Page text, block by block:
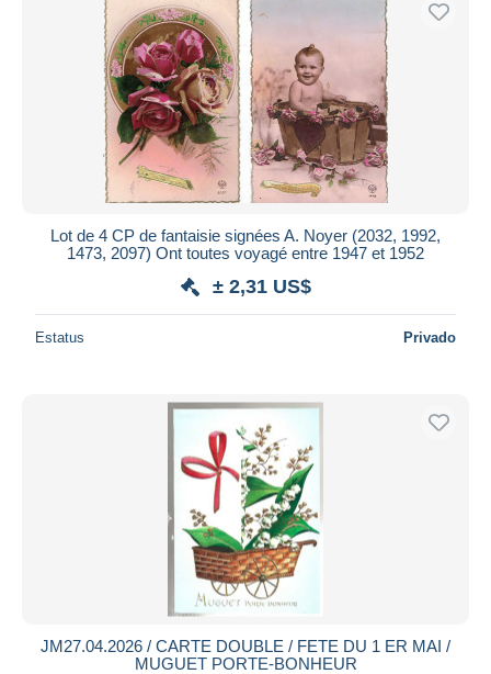
Lot de 4 CP de fantaisie signées A. Noyer (2032, 1992,
1473, 2097) Ont toutes voyagé entre 1947 et 1952
± 2,31 US$
Estatus Privado
JM27.04.2026 / CARTE DOUBLE / FETE DU 1 ER MAI /
MUGUET PORTE-BONHEUR